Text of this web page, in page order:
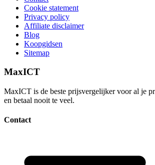
Cookie statement
Privacy policy
Affiliate disclaimer
Blog
Koopgidsen
Sitemap
MaxICT
MaxICT is de beste prijsvergelijker voor al je
en betaal nooit te veel.
Contact